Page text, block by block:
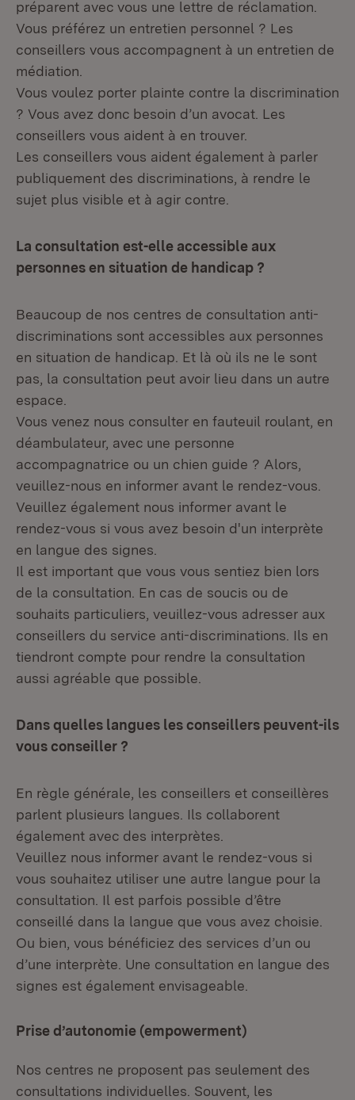
préparent avec vous une lettre de réclamation.
Vous préférez un entretien personnel ? Les
conseillers vous accompagnent à un entretien de
médiation.
Vous voulez porter plainte contre la discrimination
? Vous avez donc besoin d’un avocat. Les
conseillers vous aident à en trouver.
Les conseillers vous aident également à parler
publiquement des discriminations, à rendre le
sujet plus visible et à agir contre.
La consultation est-elle accessible aux
personnes en situation de handicap ?
Beaucoup de nos centres de consultation anti-
discriminations sont accessibles aux personnes
en situation de handicap. Et là où ils ne le sont
pas, la consultation peut avoir lieu dans un autre
espace.
Vous venez nous consulter en fauteuil roulant, en
déambulateur, avec une personne
accompagnatrice ou un chien guide ? Alors,
veuillez-nous en informer avant le rendez-vous.
Veuillez également nous informer avant le
rendez-vous si vous avez besoin d'un interprète
en langue des signes.
Il est important que vous vous sentiez bien lors
de la consultation. En cas de soucis ou de
souhaits particuliers, veuillez-vous adresser aux
conseillers du service anti-discriminations. Ils en
tiendront compte pour rendre la consultation
aussi agréable que possible.
Dans quelles langues les conseillers peuvent-ils
vous conseiller ?
En règle générale, les conseillers et conseillères
parlent plusieurs langues. Ils collaborent
également avec des interprètes.
Veuillez nous informer avant le rendez-vous si
vous souhaitez utiliser une autre langue pour la
consultation. Il est parfois possible d’être
conseillé dans la langue que vous avez choisie.
Ou bien, vous bénéficiez des services d’un ou
d’une interprète. Une consultation en langue des
signes est également envisageable.
Prise d’autonomie (empowerment)
Nos centres ne proposent pas seulement des
consultations individuelles. Souvent, les